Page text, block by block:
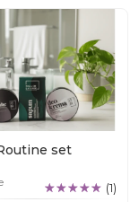
set
(1)